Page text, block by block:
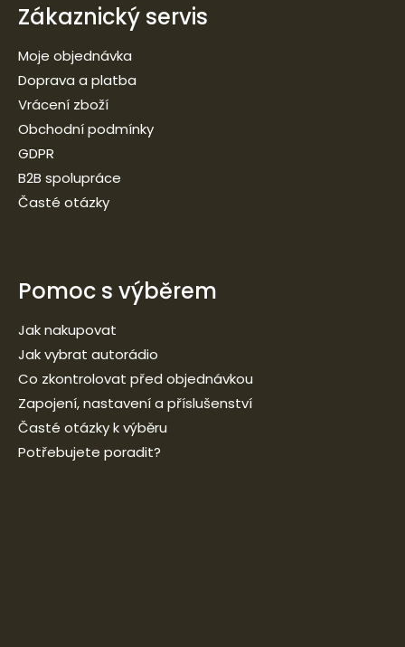
Zákaznický servis
Moje objednávka
Doprava a platba
Vrácení zboží
Obchodní podmínky
GDPR
B2B spolupráce
Časté otázky
Pomoc s výběrem
Jak nakupovat
Jak vybrat autorádio
Co zkontrolovat před objednávkou
Zapojení, nastavení a příslušenství
Časté otázky k výběru
Potřebujete poradit?